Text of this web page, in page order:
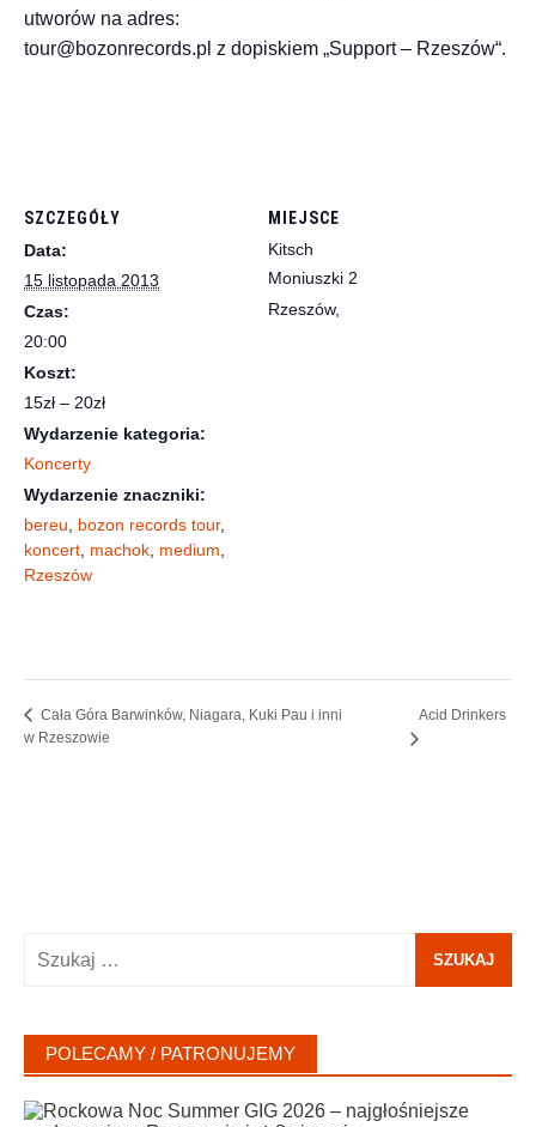
utworów na adres:
tour@bozonrecords.pl z dopiskiem „Support – Rzeszów“.
SZCZEGÓŁY
Data:
15 listopada 2013
Czas:
20:00
Koszt:
15zł – 20zł
Wydarzenie kategoria:
Koncerty
Wydarzenie znaczniki:
bereu
bozon records tour,
koncert machok medium
Rzeszów
MIEJSCE
Kitsch
Moniuszki 2
Rzeszów,
Cała Góra Barwinków, Niagara, Kuki Pau i inni
w Rzeszowie
Acid Drinkers
POLECAMY / PATRONUJEMY